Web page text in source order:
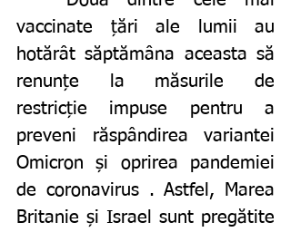
vaccinate țări ale lumii au
hotărât săptămâna aceasta să
renunțe la măsurile de
restricție impuse pentru a
preveni răspândirea variantei
Omicron și oprirea pandemiei
de coronavirus . Astfel, Marea
Britanie și Israel sunt pregătite